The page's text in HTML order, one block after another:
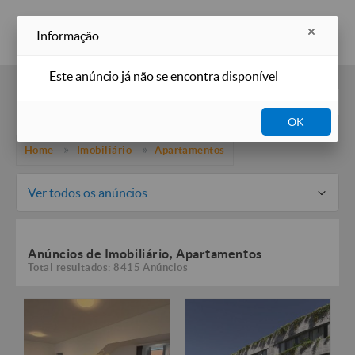
Home Imobiliário Apartamentos
Ver todos os anúncios
Anúncios de Imobiliário, Apartamentos
Total resultados: 8415 Anúncios
Informação
Este anúncio já não se encontra disponível
OK